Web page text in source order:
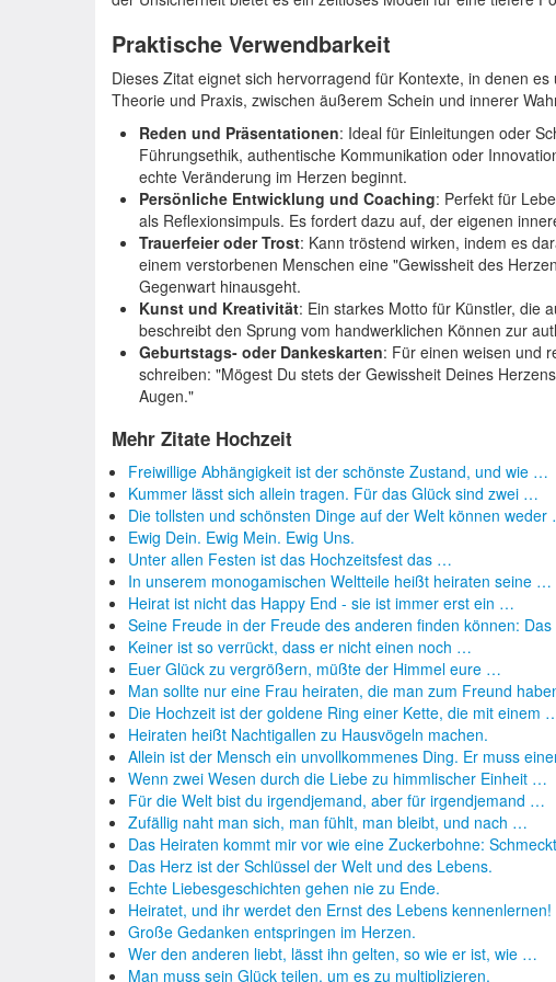
Praktische Verwendbarkeit
Dieses Zitat eignet sich hervorragend für Kontexte, in denen
Theorie und Praxis, zwischen äußerem Schein und innerer
Reden und Präsentationen: Ideal für Einleitungen oder
Führungsethik, authentische Kommunikation oder
echte Veränderung im Herzen beginnt.
Persönliche Entwicklung und Coaching: Perfekt für
als Reflexionsimpuls. Es fordert dazu auf, der eigenen
Trauerfeier oder Trost: Kann tröstend wirken, indem es
einem verstorbenen Menschen eine "Gewissheit des
Gegenwart hinausgeht.
Kunst und Kreativität: Ein starkes Motto für Künstler, die
beschreibt den Sprung vom handwerklichen Können zur
Geburtstags- oder Dankeskarten: Für einen weisen und
schreiben: "Mögest Du stets der Gewissheit Deines
Augen."
Mehr Zitate Hochzeit
Freiwillige Abhängigkeit ist der schönste Zustand, und wie …
Kummer lässt sich allein tragen. Für das Glück sind zwei …
Die tollsten und schönsten Dinge auf der Welt können
Ewig Dein. Ewig Mein. Ewig Uns.
Unter allen Festen ist das Hochzeitsfest das …
In unserem monogamischen Weltteile heißt heiraten seine …
Heirat ist nicht das Happy End - sie ist immer erst ein …
Seine Freude in der Freude des anderen finden können:
Keiner ist so verrückt, dass er nicht einen noch …
Euer Glück zu vergrößern, müßte der Himmel eure …
Man sollte nur eine Frau heiraten, die man zum Freund
Die Hochzeit ist der goldene Ring einer Kette, die mit einem
Heiraten heißt Nachtigallen zu Hausvögeln machen.
Allein ist der Mensch ein unvollkommenes Ding. Er muss
Wenn zwei Wesen durch die Liebe zu himmlischer Einheit …
Für die Welt bist du irgendjemand, aber für irgendjemand …
Zufällig naht man sich, man fühlt, man bleibt, und nach …
Das Heiraten kommt mir vor wie eine Zuckerbohne:
Das Herz ist der Schlüssel der Welt und des Lebens.
Echte Liebesgeschichten gehen nie zu Ende.
Heiratet, und ihr werdet den Ernst des Lebens
Große Gedanken entspringen im Herzen.
Wer den anderen liebt, lässt ihn gelten, so wie er ist, wie …
Man muss sein Glück teilen, um es zu multiplizieren.